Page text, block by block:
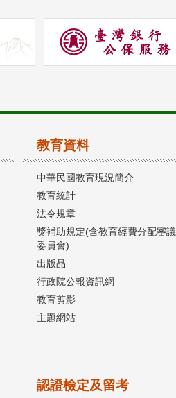
教育資料
中華民國教育現況簡介
教育統計
法令規章
獎補助規定(含教育經費分配審議
委員會)
出版品
行政院公報資訊網
教育剪影
主題網站
認證檢定及留考